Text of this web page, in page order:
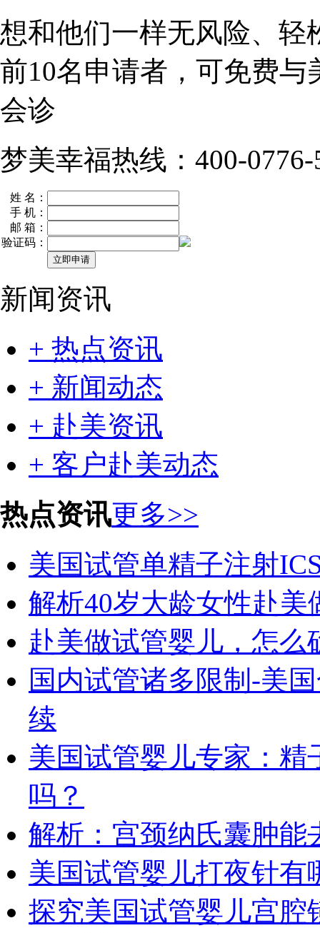
想和他们一样无风险、轻
前10名申请者，可免费与
会诊
梦美幸福热线：400-0776-
姓 名：
手 机：
邮 箱：
验证码：
新闻资讯
+ 热点资讯
+ 新闻动态
+ 赴美资讯
+ 客户赴美动态
热点资讯更多>>
美国试管单精子注射
解析40岁大龄女性赴
赴美做试管婴儿，怎
国内试管诸多限制-美
续
美国试管婴儿专家：
吗？
解析：宫颈纳氏囊肿能
美国试管婴儿打夜针有
探究美国试管婴儿宫腔